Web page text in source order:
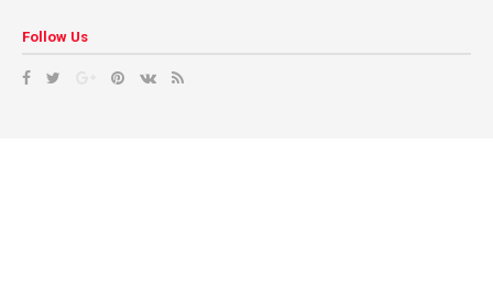
Follow Us